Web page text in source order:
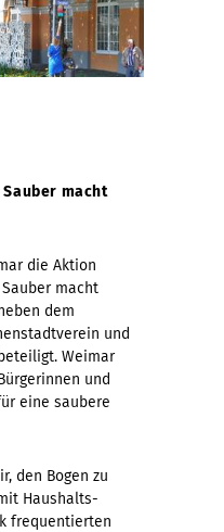
macht
die Aktion
macht
dem
und
Weimar
und
eine saubere
den Bogen zu
Haushalts-
frequentierten